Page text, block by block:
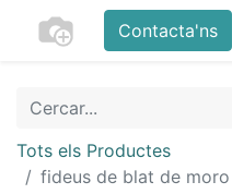
Contacta'ns
Tots els Productes
fideus de blat de